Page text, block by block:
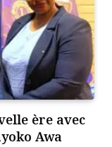
ère avec
Awa